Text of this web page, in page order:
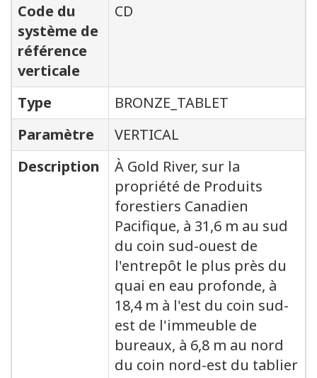
Code du
système de
référence
verticale
CD
Type
BRONZE_TABLET
Paramètre
VERTICAL
Description
À Gold River, sur la
propriété de Produits
forestiers Canadien
Pacifique, à 31,6 m au sud
du coin sud-ouest de
l'entrepôt le plus près du
quai en eau profonde, à
18,4 m à l'est du coin sud-
est de l'immeuble de
bureaux, à 6,8 m au nord
du coin nord-est du tablier